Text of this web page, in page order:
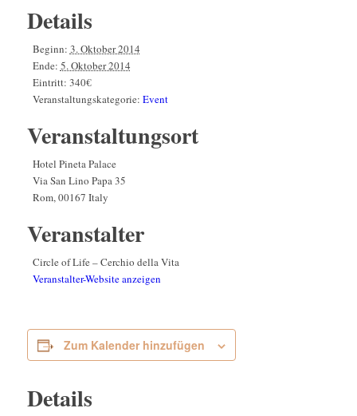
Details
Beginn: 3. Oktober 2014
Ende: 5. Oktober 2014
Eintritt: 340€
Veranstaltungskategorie: Event
Veranstaltungsort
Hotel Pineta Palace
Via San Lino Papa 35
Rom,00167 Italy
Veranstalter
Circle of Life – Cerchio della Vita
Veranstalter-Website anzeigen
Zum Kalender hinzufügen
Details